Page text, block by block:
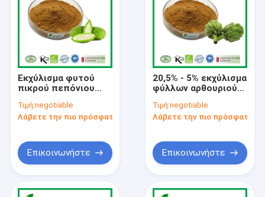
Εκχύλισμα φυτού
πικρού πεπόνιου
Momordica
Charantia Linn
Τιμή:negotiable
Λάβετε την πιο πρόσφατη τιμή
Επικοινωνήστε
20,5% - 5% εκχύλισμα
φύλλων αρθουριού
Powder Cynara
Scolymus Extract
Τιμή:negotiable
Λάβετε την πιο πρόσφατη
Επικοινωνήστε